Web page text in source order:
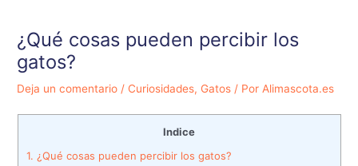
¿Qué cosas pueden percibir los
gatos?
Deja un comentario / Curiosidades, Gatos / Por Alimascota.es
Indice
1. ¿Qué cosas pueden percibir los gatos?